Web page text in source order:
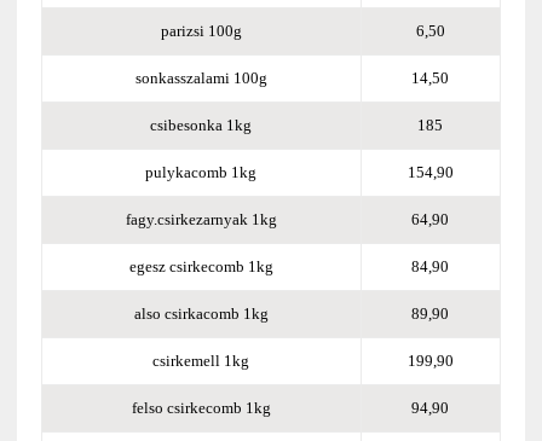
parizsi 100g 6,50
sonkasszalami 100g 14,50
csibesonka 1kg 185
pulykacomb 1kg 154,90
fagy.csirkezarnyak 1kg 64,90
egesz csirkecomb 1kg 84,90
also csirkacomb 1kg 89,90
csirkemell 1kg 199,90
felso csirkecomb 1kg 94,90